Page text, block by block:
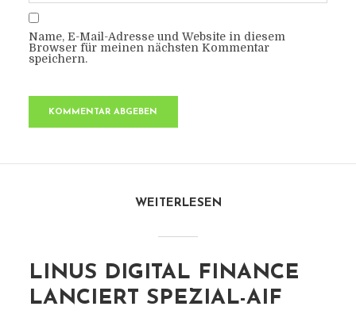
Name, E-Mail-Adresse und Website in diesem
Browser für meinen nächsten Kommentar
speichern.
WEITERLESEN
LINUS DIGITAL FINANCE
LANCIERT SPEZIAL-AIF